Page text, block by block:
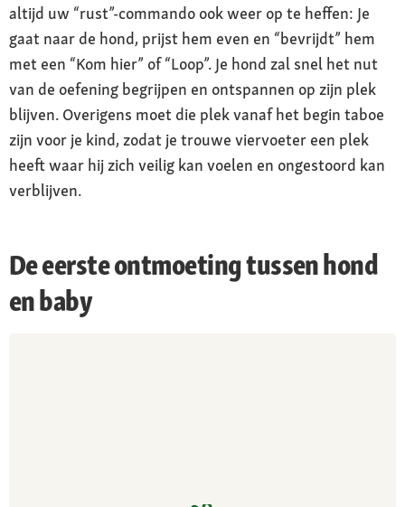
altijd uw “rust”-commando ook weer op te heffen: Je
gaat naar de hond, prijst hem even en “bevrijdt” hem
met een “Kom hier” of “Loop”. Je hond zal snel het nut
van de oefening begrijpen en ontspannen op zijn plek
blijven. Overigens moet die plek vanaf het begin taboe
zijn voor je kind, zodat je trouwe viervoeter een plek
heeft waar hij zich veilig kan voelen en ongestoord kan
verblijven.
De eerste ontmoeting tussen hond
en baby